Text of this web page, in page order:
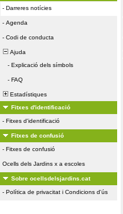
- Darreres notícies
- Agenda
- Codi de conducta
Ajuda
- Explicació dels símbols
- FAQ
Estadístiques
Fitxes d'identificació
- Fitxes d'identificació
Fitxes de confusió
- Fitxes de confusió
Ocells dels Jardins x a escoles
Sobre ocellsdelsjardins.cat
- Política de privacitat i Condicions d'ús